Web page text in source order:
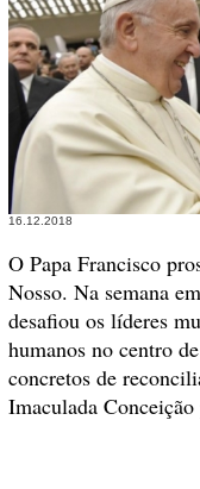
16.12.2018
O Papa Francisco
Nosso. Na semana
desafiou os líderes
humanos no centro
concretos de
Imaculada